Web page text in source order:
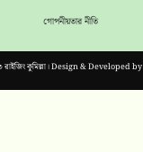
গোপনীয়তার নীতি
রাইজিং কুমিল্লা। Design & Developed by